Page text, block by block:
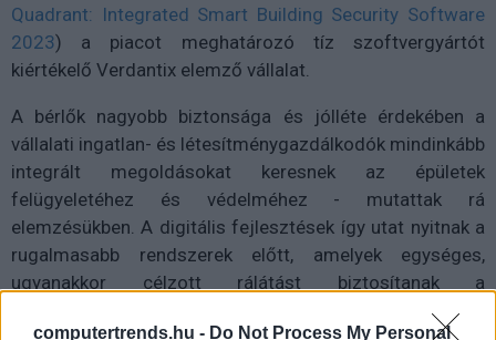
computertrends.hu - Do Not Process My Personal
Quadrant: Integrated Smart Building Security Software
2023) a piacot meghatározó tíz szoftvergyártót
kiértékelő Verdantix elemző vállalat.
A bérlők nagyobb biztonsága és jólléte érdekében a
vállalati ingatlan- és létesítménygazdálkodók mindinkább
integrált megoldásokat keresnek az épületek
felügyeletéhez és védelméhez - mutattak rá
elemzésükben. A digitális fejlesztések így utat nyitnak a
rugalmasabb rendszerek előtt, amelyek egységes,
ugyanakkor célzott rálátást biztosítanak a
munkafolyamatokra, miközben automatizációval és